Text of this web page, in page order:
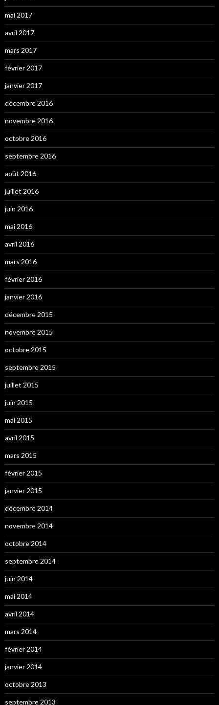
mai 2017
avril 2017
mars 2017
février 2017
janvier 2017
décembre 2016
novembre 2016
octobre 2016
septembre 2016
août 2016
juillet 2016
juin 2016
mai 2016
avril 2016
mars 2016
février 2016
janvier 2016
décembre 2015
novembre 2015
octobre 2015
septembre 2015
juillet 2015
juin 2015
mai 2015
avril 2015
mars 2015
février 2015
janvier 2015
décembre 2014
novembre 2014
octobre 2014
septembre 2014
juin 2014
mai 2014
avril 2014
mars 2014
février 2014
janvier 2014
octobre 2013
septembre 2013